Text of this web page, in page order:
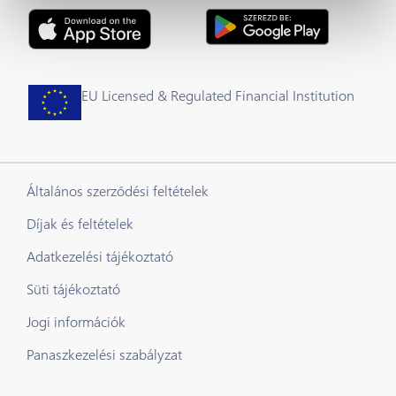
EU Licensed & Regulated Financial Institution
Általános szerződési feltételek
Díjak és feltételek
Adatkezelési tájékoztató
Süti tájékoztató
Jogi információk
Panaszkezelési szabályzat